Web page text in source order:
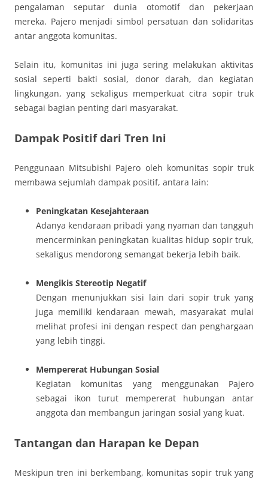
pengalaman seputar dunia otomotif dan pekerjaan
mereka. Pajero menjadi simbol persatuan dan solidaritas
antar anggota komunitas.
Selain itu, komunitas ini juga sering melakukan aktivitas
sosial seperti bakti sosial, donor darah, dan kegiatan
lingkungan, yang sekaligus memperkuat citra sopir truk
sebagai bagian penting dari masyarakat.
Dampak Positif dari Tren Ini
Penggunaan Mitsubishi Pajero oleh komunitas sopir truk
membawa sejumlah dampak positif, antara lain:
Peningkatan Kesejahteraan
Adanya kendaraan pribadi yang nyaman dan tangguh
mencerminkan peningkatan kualitas hidup sopir truk,
sekaligus mendorong semangat bekerja lebih baik.
Mengikis Stereotip Negatif
Dengan menunjukkan sisi lain dari sopir truk yang
juga memiliki kendaraan mewah, masyarakat mulai
melihat profesi ini dengan respect dan penghargaan
yang lebih tinggi.
Mempererat Hubungan Sosial
Kegiatan komunitas yang menggunakan Pajero
sebagai ikon turut mempererat hubungan antar
anggota dan membangun jaringan sosial yang kuat.
Tantangan dan Harapan ke Depan
Meskipun tren ini berkembang, komunitas sopir truk yang